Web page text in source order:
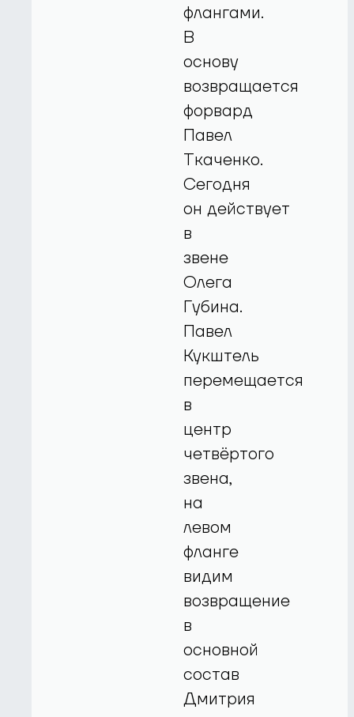
флангами.
В
основу
возвращается
форвард
Павел
Ткаченко.
Сегодня
он действует
в
звене
Олега
Губина.
Павел
Кукштель
перемещается
в
центр
четвёртого
звена,
на
левом
фланге
видим
возвращение
в
основной
состав
Дмитрия